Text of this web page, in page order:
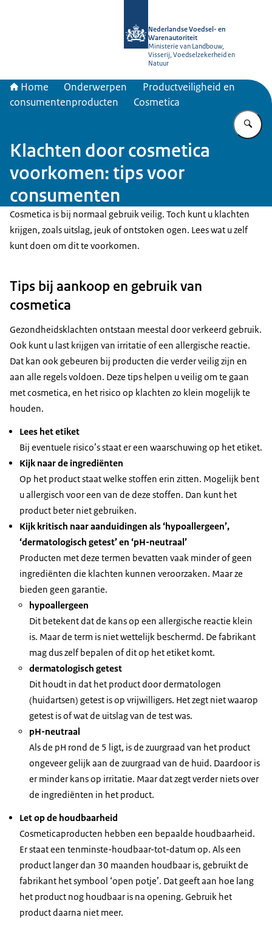
Nederlandse Voedsel- en
Warenautoriteit
Ministerie van Landbouw,
Visserij, Voedselzekerheid en
Natuur
Home Onderwerpen
Productveiligheid en
consumentenproducten
Cosmetica
Klachten door cosmetica
voorkomen: tips voor
consumenten
Cosmetica is bij normaal gebruik veilig. Toch kunt u klachten
krijgen, zoals uitslag, jeuk of ontstoken ogen. Lees wat u zelf
kunt doen om dit te voorkomen.
Tips bij aankoop en gebruik van
cosmetica
Gezondheidsklachten ontstaan meestal door verkeerd gebruik.
Ook kunt u last krijgen van irritatie of een allergische reactie.
Dat kan ook gebeuren bij producten die verder veilig zijn en
aan alle regels voldoen. Deze tips helpen u veilig om te gaan
met cosmetica, en het risico op klachten zo klein mogelijk te
houden.
Lees het etiket
Bij eventuele risico’s staat er een waarschuwing op het etiket.
Kijk naar de ingrediënten
Op het product staat welke stoffen erin zitten. Mogelijk bent
u allergisch voor een van de deze stoffen. Dan kunt het
product beter niet gebruiken.
Kijk kritisch naar aanduidingen als ‘hypoallergeen’,
‘dermatologisch getest’ en ‘pH-neutraal’
Producten met deze termen bevatten vaak minder of geen
ingrediënten die klachten kunnen veroorzaken. Maar ze
bieden geen garantie.
hypoallergeen
Dit betekent dat de kans op een allergische reactie klein
is. Maar de term is niet wettelijk beschermd. De fabrikant
mag dus zelf bepalen of dit op het etiket komt.
dermatologisch getest
Dit houdt in dat het product door dermatologen
(huidartsen) getest is op vrijwilligers. Het zegt niet waarop
getest is of wat de uitslag van de test was.
pH-neutraal
Als de pH rond de 5 ligt, is de zuurgraad van het product
ongeveer gelijk aan de zuurgraad van de huid. Daardoor is
er minder kans op irritatie. Maar dat zegt verder niets over
de ingrediënten in het product.
Let op de houdbaarheid
Cosmeticaproducten hebben een bepaalde houdbaarheid.
Er staat een tenminste-houdbaar-tot-datum op. Als een
product langer dan 30 maanden houdbaar is, gebruikt de
fabrikant het symbool ‘open potje’. Dat geeft aan hoe lang
het product nog houdbaar is na opening. Gebruik het
product daarna niet meer.